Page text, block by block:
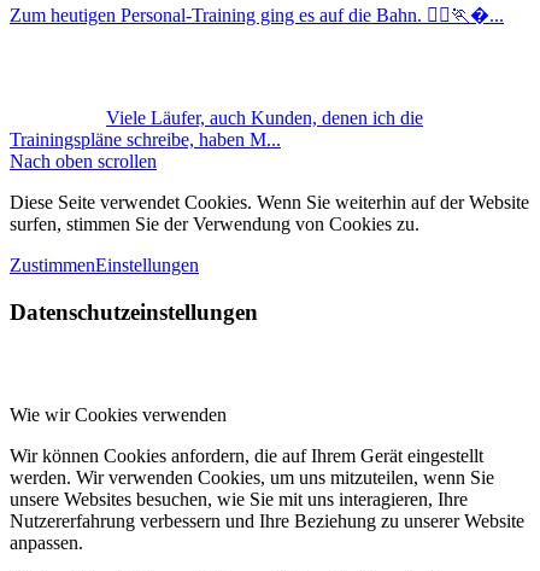
Zum heutigen Personal-Training ging es auf die Bahn. 🏃‍♂️🏃‍�...
Viele Läufer, auch Kunden, denen ich die
Trainingspläne schreibe, haben M...
Nach oben scrollen
Diese Seite verwendet Cookies. Wenn Sie weiterhin auf der Website
surfen, stimmen Sie der Verwendung von Cookies zu.
ZustimmenEinstellungen
Datenschutzeinstellungen
Wie wir Cookies verwenden
Wir können Cookies anfordern, die auf Ihrem Gerät eingestellt
werden. Wir verwenden Cookies, um uns mitzuteilen, wenn Sie
unsere Websites besuchen, wie Sie mit uns interagieren, Ihre
Nutzererfahrung verbessern und Ihre Beziehung zu unserer Website
anpassen.